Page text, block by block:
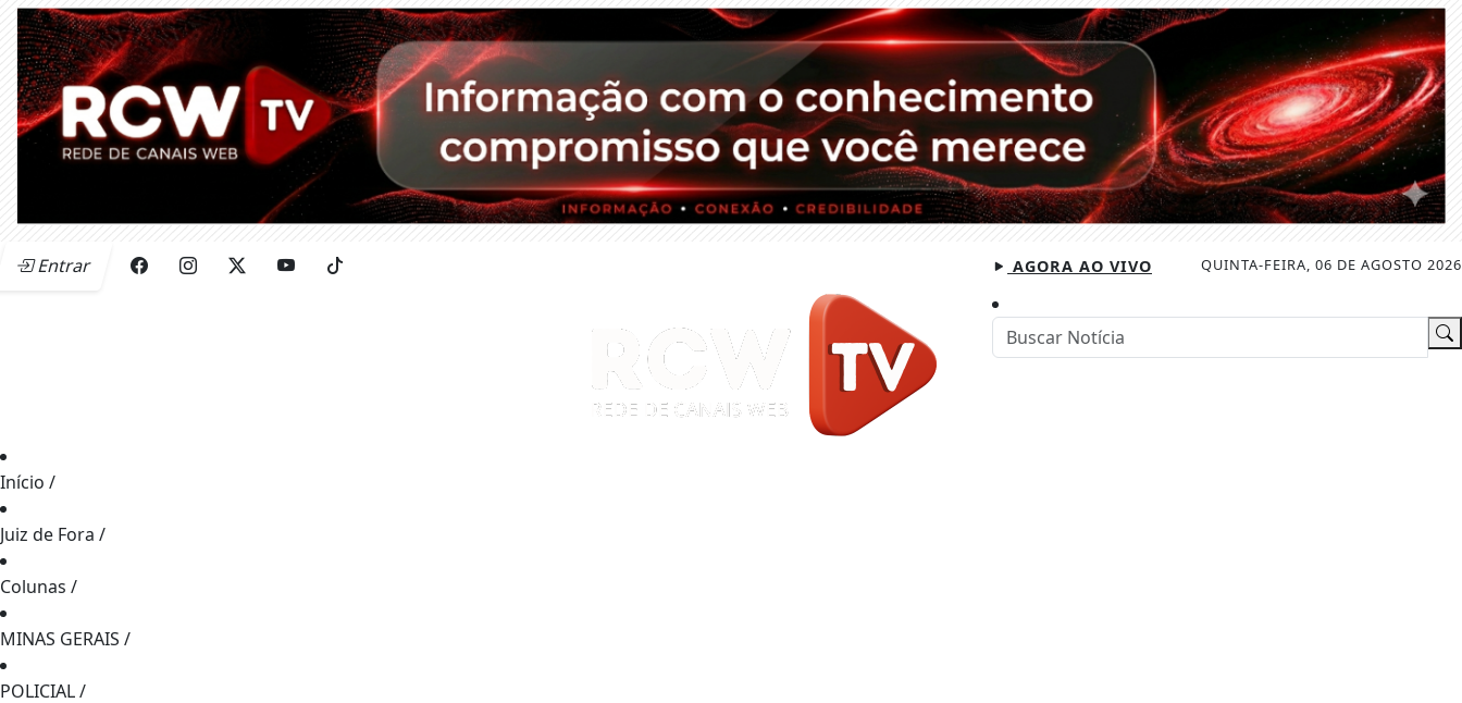
Entrar QUINTA-FEIRA, 06 DE AGOSTO 2026
AGORA AO VIVO
Início /
Juiz de Fora /
Colunas /
MINAS GERAIS /
POLICIAL/